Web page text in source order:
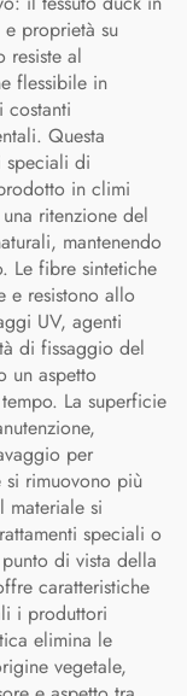
proprietà su
resiste al
flessibile in
costanti
Questa
speciali di
in climi
ritenzione del
mantenendo
Le fibre sintetiche
e resistono allo
UV, agenti
di fissaggio del
un aspetto
La superficie
per
si rimuovono più
si
speciali o
di vista della
caratteristiche
i produttori
elimina le
vegetale,